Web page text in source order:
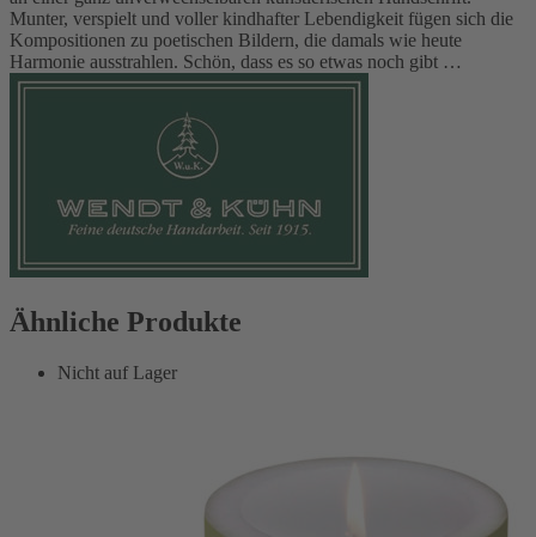
Munter, verspielt und voller kindhafter Lebendigkeit fügen sich die
Kompositionen zu poetischen Bildern, die damals wie heute
Harmonie ausstrahlen. Schön, dass es so etwas noch gibt …
Ähnliche Produkte
Nicht auf Lager